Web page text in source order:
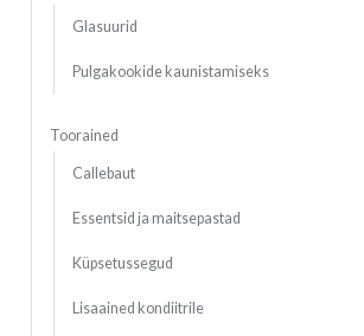
Glasuurid
Pulgakookide kaunistamiseks
Toorained
Callebaut
Essentsid ja maitsepastad
Küpsetussegud
Lisaained kondiitrile